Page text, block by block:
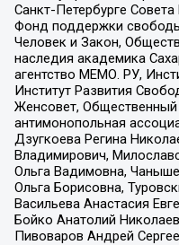
Санкт-Петербурге
Фонд поддержки
Человек и Закон,
наследия академика
агентство МЕМО. РУ,
Институт Развития
Женсовет, Общественный
антимонопольная
Дзугкоева Регина
Владимирович,
Ольга Вадимовна,
Ольга Борисовна,
Васильева Анастасия
Бойко Анатолий
Пивоваров Андрей